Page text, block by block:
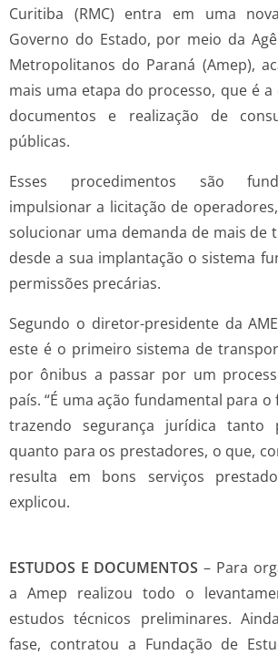
Curitiba (RMC) entra em uma
Governo do Estado, por meio da
Metropolitanos do Paraná (Amep),
mais uma etapa do processo, que é
documentos e realização de
públicas.
Esses procedimentos são
impulsionar a licitação de
solucionar uma demanda de mais de
desde a sua implantação o sistema
permissões precárias.
Segundo o diretor-presidente da
este é o primeiro sistema de
por ônibus a passar por um
país. “É uma ação fundamental para
trazendo segurança jurídica tanto
quanto para os prestadores, o que,
resulta em bons serviços
explicou.
ESTUDOS E DOCUMENTOS– Para
a Amep realizou todo o
estudos técnicos preliminares.
fase, contratou a Fundação de